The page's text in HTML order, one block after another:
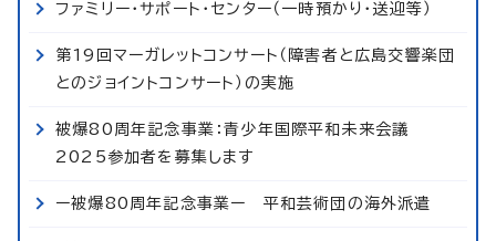
ファミリー・サポート・センター（一時預かり・送迎等）
第19回マーガレットコンサート（障害者と広島交響楽団
とのジョイントコンサート）の実施
被爆80周年記念事業：青少年国際平和未来会議
2025参加者を募集します
ー被爆80周年記念事業ー 平和芸術団の海外派遣